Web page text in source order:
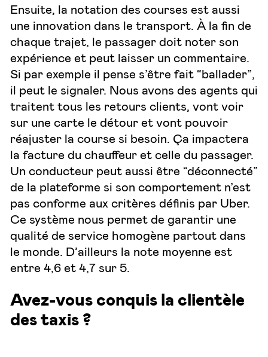
Ensuite, la notation des courses est aussi
une innovation dans le transport. À la fin de
chaque trajet, le passager doit noter son
expérience et peut laisser un commentaire.
Si par exemple il pense s’être fait “ballader”,
il peut le signaler. Nous avons des agents qui
traitent tous les retours clients, vont voir
sur une carte le détour et vont pouvoir
réajuster la course si besoin. Ça impactera
la facture du chauffeur et celle du passager.
Un conducteur peut aussi être “déconnecté”
de la plateforme si son comportement n’est
pas conforme aux critères définis par Uber.
Ce système nous permet de garantir une
qualité de service homogène partout dans
le monde. D’ailleurs la note moyenne est
entre 4,6 et 4,7 sur 5.
Avez-vous conquis la clientèle
des taxis ?